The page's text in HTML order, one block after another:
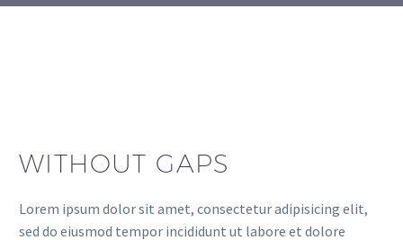
WITHOUT GAPS
Lorem ipsum dolor sit amet, consectetur adipisicing elit,
sed do eiusmod tempor incididunt ut labore et dolore